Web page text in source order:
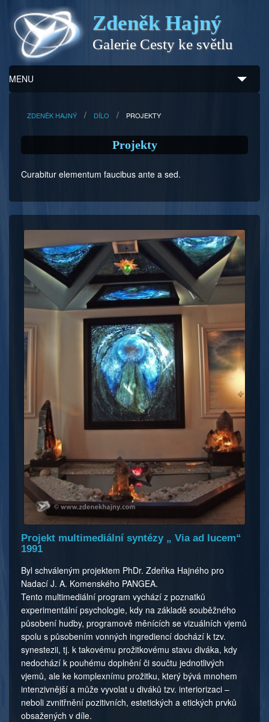
Zdeněk Hajný
Galerie Cesty ke světlu
MENU
Zdeněk Hajný
Program
Doprovodný prodej
Kontakty
ZDENĚK HAJNÝ DÍLO PROJEKTY
Projekty
Curabitur elementum faucibus ante a sed.
Projekt multimediální syntézy „ Via ad lucem“
1991
Byl schváleným projektem PhDr. Zdeňka Hajného pro
Nadací J. A. Komenského PANGEA.
Tento multimediální program vychází z poznatků
experimentální psychologie, kdy na základě souběžného
působení hudby, programově měnících se vizuálních vjemů
spolu s působením vonných ingrediencí dochází k tzv.
synestezii, tj. k takovému prožitkovému stavu diváka, kdy
nedochází k pouhému doplnění či součtu jednotlivých
vjemů, ale ke komplexnímu prožitku, který bývá mnohem
intenzivnější a může vyvolat u diváků tzv. interiorizaci –
neboli zvnitřnění pozitivních, estetických a etických prvků
obsažených v díle.